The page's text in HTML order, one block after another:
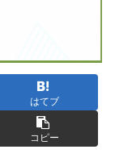
はてブ
コピー